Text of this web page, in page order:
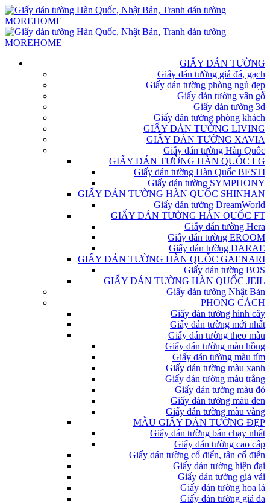
GIẤY DÁN TƯỜNG
Giấy dán tường giả đá, gạch
Giấy dán tường phòng ngủ đẹp
Giấy dán tường vân gỗ
Giấy dán tường 3d
Giấy dán tường phòng khách
GIẤY DÁN TƯỜNG LIVING
GIẤY DÁN TƯỜNG XAVIA
Giấy dán tường Hàn Quốc
GIẤY DÁN TƯỜNG HÀN QUỐC LG
Giấy dán tường Hàn Quốc BESTI
Giấy dán tường SYMPHONY
GIẤY DÁN TƯỜNG HÀN QUỐC SHINHAN
Giấy dán tường DreamWorld
GIẤY DÁN TƯỜNG HÀN QUỐC FT
Giấy dán tường Hera
Giấy dán tường EROOM
Giấy dán tường DARAE
GIẤY DÁN TƯỜNG HÀN QUỐC GAENARI
Giấy dán tường BOS
GIẤY DÁN TƯỜNG HÀN QUỐC JEIL
Giấy dán tường Nhật Bản
PHONG CÁCH
Giấy dán tường hình cây
Giấy dán tường mới nhất
Giấy dán tường theo màu
Giấy dán tường màu hồng
Giấy dán tường màu tím
Giấy dán tường màu xanh
Giấy dán tường màu trắng
Giấy dán tường màu đỏ
Giấy dán tường màu đen
Giấy dán tường màu vàng
MẪU GIẤY DÁN TƯỜNG ĐẸP
Giấy dán tường bán chạy nhất
Giấy dán tường cao cấp
Giấy dán tường cổ điển, tân cổ điển
Giấy dán tường hiện đại
Giấy dán tường giả vải
Giấy dán tường hoa lá
Giấy dán tường giả da